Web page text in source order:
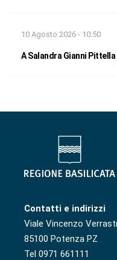
10 Agosto 2026 - 10:50
A Salandra Gianni
Contatti e indirizzi
Viale Vincenzo
85100 Potenza PZ
Tel 0971 661111